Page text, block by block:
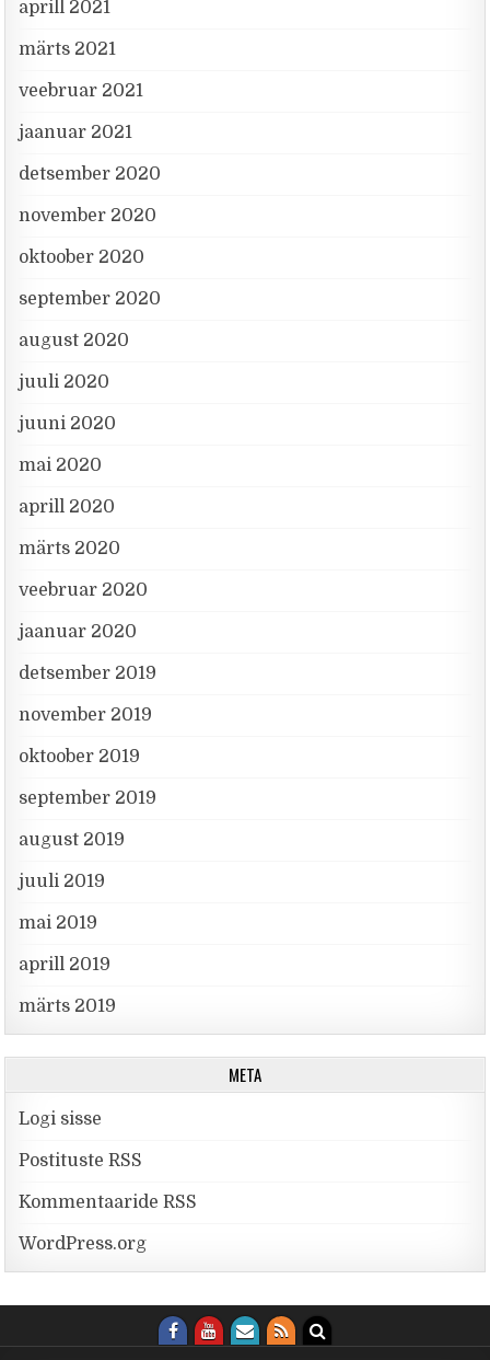
aprill 2021
märts 2021
veebruar 2021
jaanuar 2021
detsember 2020
november 2020
oktoober 2020
september 2020
august 2020
juuli 2020
juuni 2020
mai 2020
aprill 2020
märts 2020
veebruar 2020
jaanuar 2020
detsember 2019
november 2019
oktoober 2019
september 2019
august 2019
juuli 2019
mai 2019
aprill 2019
märts 2019
META
Logi sisse
Postituste RSS
Kommentaaride RSS
WordPress.org